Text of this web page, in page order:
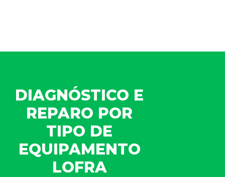
DIAGNÓSTICO E
REPARO POR
TIPO DE
EQUIPAMENTO
LOFRA